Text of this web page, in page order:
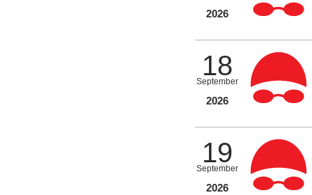
2026
18
September
2026
19
September
2026